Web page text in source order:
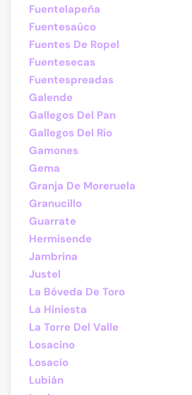
Fuentelapeña
Fuentesaúco
Fuentes De Ropel
Fuentesecas
Fuentespreadas
Galende
Gallegos Del Pan
Gallegos Del Río
Gamones
Gema
Granja De Moreruela
Granucillo
Guarrate
Hermisende
Jambrina
Justel
La Bóveda De Toro
La Hiniesta
La Torre Del Valle
Losacino
Losacio
Lubián